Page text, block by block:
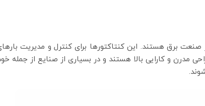
برق هستند. این کنتاکتورها برای کنترل و مدیریت
مدرن و کارایی بالا هستند و در بسیاری از صنایع از جمله